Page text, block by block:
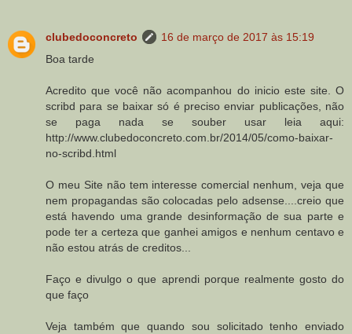
clubedoconcreto
16 de março de 2017 às 15:19
Boa tarde
Acredito que você não acompanhou do inicio este site. O
scribd para se baixar só é preciso enviar publicações, não
se paga nada se souber usar leia aqui:
http://www.clubedoconcreto.com.br/2014/05/como-baixar-
no-scribd.html
O meu Site não tem interesse comercial nenhum, veja que
nem propagandas são colocadas pelo adsense....creio que
está havendo uma grande desinformação de sua parte e
pode ter a certeza que ganhei amigos e nenhum centavo e
não estou atrás de creditos...
Faço e divulgo o que aprendi porque realmente gosto do
que faço
Veja também que quando sou solicitado tenho enviado